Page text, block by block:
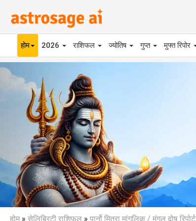
होम 2026 राशिफल ज्योतिष गुप्त मुफ्त रिपोर
Previous
होम» सेलिब्रिटी राशिफल » पार्नो मित्रा मांगलिक / मंगल दोष रिपोर्ट